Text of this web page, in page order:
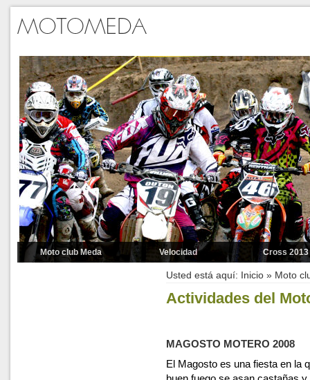
Moto club Meda Velocidad
BAÑEZA 2014
Carreras 2011
Cross 2013
Cross 2012
Motocross
Usted está aquí: Inicio » Moto
Actividades del
MAGOSTO MOTERO 2008
El Magosto es una fiesta en la